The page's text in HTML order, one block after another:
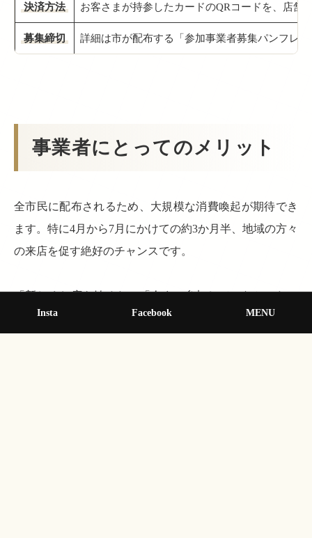
決済方法 お客さまが持参したカードのQRコードを、店舗
募集締切 詳細は市が配布する「参加事業者募集パンフレ
事業者にとってのメリット
全市民に配布されるため、大規模な消費喚起が期待でき
ます。特に4月から7月にかけての約3か月半、地域の方々
の来店を促す絶好のチャンスです。
「新しくお店を始めた」「今まで参加していなかった」
という事業者の方も、この機会に登録を検討してみては
Insta Facebook MENU